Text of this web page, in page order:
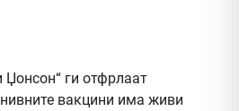
Џонсон“ ги отфрлаат
вакцини има живи